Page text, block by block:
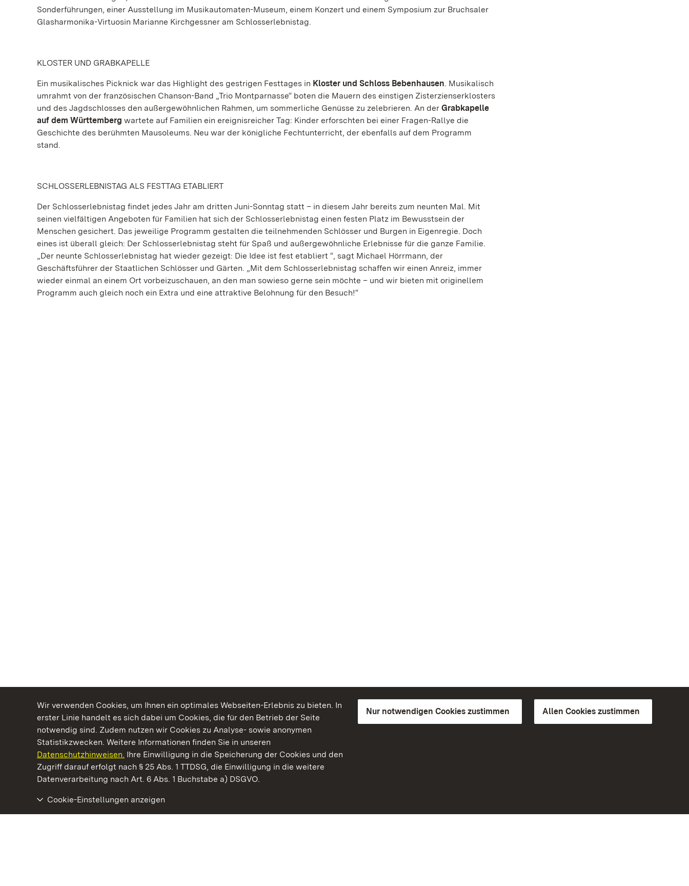
Wir verwenden Cookies, um Ihnen ein optimales Webseiten-Erlebnis zu bieten. In
erster Linie handelt es sich dabei um Cookies, die für den Betrieb der Seite
notwendig sind. Zudem nutzen wir Cookies zu Analyse- sowie anonymen
Statistikzwecken. Weitere Informationen finden Sie in unseren
Datenschutzhinweisen. Ihre Einwilligung in die Speicherung der Cookies und den
Zugriff darauf erfolgt nach § 25 Abs. 1 TTDSG, die Einwilligung in die weitere
Datenverarbeitung nach Art. 6 Abs. 1 Buchstabe a) DSGVO.
Nur notwendigen Cookies zustimmen Allen Cookies zustimmen
Cookie-Einstellungen anzeigen
Sonderführungen, einer Ausstellung im Musikautomaten-Museum, einem Konzert und einem Symposium zur Bruchsaler
Glasharmonika-Virtuosin Marianne Kirchgessner am Schlosserlebnistag.
KLOSTER UND GRABKAPELLE
Ein musikalisches Picknick war das Highlight des gestrigen Festtages in Kloster und Schloss Bebenhausen. Musikalisch
umrahmt von der französischen Chanson-Band „Trio Montparnasse“ boten die Mauern des einstigen Zisterzienserklosters
und des Jagdschlosses den außergewöhnlichen Rahmen, um sommerliche Genüsse zu zelebrieren. An der Grabkapelle
auf dem Württemberg wartete auf Familien ein ereignisreicher Tag: Kinder erforschten bei einer Fragen-Rallye die
Geschichte des berühmten Mausoleums. Neu war der königliche Fechtunterricht, der ebenfalls auf dem Programm
stand.
SCHLOSSERLEBNISTAG ALS FESTTAG ETABLIERT
Der Schlosserlebnistag findet jedes Jahr am dritten Juni-Sonntag statt – in diesem Jahr bereits zum neunten Mal. Mit
seinen vielfältigen Angeboten für Familien hat sich der Schlosserlebnistag einen festen Platz im Bewusstsein der
Menschen gesichert. Das jeweilige Programm gestalten die teilnehmenden Schlösser und Burgen in Eigenregie. Doch
eines ist überall gleich: Der Schlosserlebnistag steht für Spaß und außergewöhnliche Erlebnisse für die ganze Familie.
„Der neunte Schlosserlebnistag hat wieder gezeigt: Die Idee ist fest etabliert “, sagt Michael Hörrmann, der
Geschäftsführer der Staatlichen Schlösser und Gärten. „Mit dem Schlosserlebnistag schaffen wir einen Anreiz, immer
wieder einmal an einem Ort vorbeizuschauen, an den man sowieso gerne sein möchte – und wir bieten mit originellem
Programm auch gleich noch ein Extra und eine attraktive Belohnung für den Besuch!“
Kommen. Staunen. Genießen.